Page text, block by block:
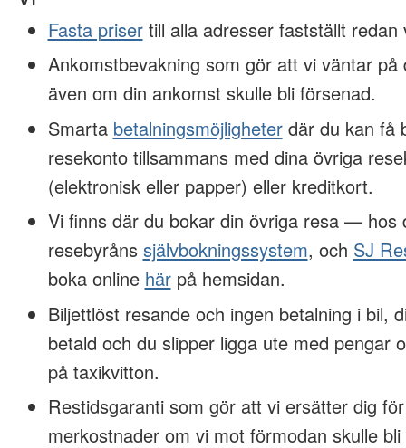
Fasta prisertill alla adresser fastställt redan
Ankomstbevakning som gör att vi väntar på
även om din ankomst skulle bli försenad.
Smarta betalningsmöjligheterdär du kan få
resekonto tillsammans med dina övriga
(elektronisk eller papper) eller kreditkort.
Vi finns där du bokar din övriga resa — hos
resebyråns självbokningssystem, och SJ
boka online härpå hemsidan.
Biljettlöst resande och ingen betalning i bil,
betald och du slipper ligga ute med pengar
på taxikvitton.
Restidsgaranti som gör att vi ersätter dig
merkostnader om vi mot förmodan skulle